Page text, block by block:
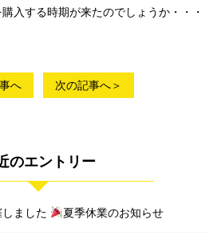
入する時期が来たのでしょうか・・・
へ 次の記事へ＞
のエントリー
ました 夏季休業のお知らせ